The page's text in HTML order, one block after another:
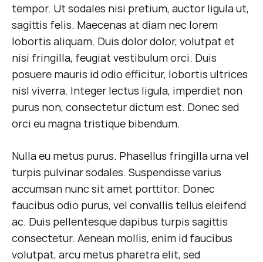
INSTANTLY
UPDATE
ANY
OUTFIT
tempor. Ut sodales nisi pretium, auctor ligula ut,
sagittis felis. Maecenas at diam nec lorem
lobortis aliquam. Duis dolor dolor, volutpat et
nisi fringilla, feugiat vestibulum orci. Duis
posuere mauris id odio efficitur, lobortis ultrices
nisl viverra. Integer lectus ligula, imperdiet non
purus non, consectetur dictum est. Donec sed
orci eu magna tristique bibendum.
Nulla eu metus purus. Phasellus fringilla urna vel
turpis pulvinar sodales. Suspendisse varius
accumsan nunc sit amet porttitor. Donec
faucibus odio purus, vel convallis tellus eleifend
ac. Duis pellentesque dapibus turpis sagittis
consectetur. Aenean mollis, enim id faucibus
volutpat, arcu metus pharetra elit, sed